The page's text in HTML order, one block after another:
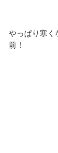
やっぱり寒く
前！